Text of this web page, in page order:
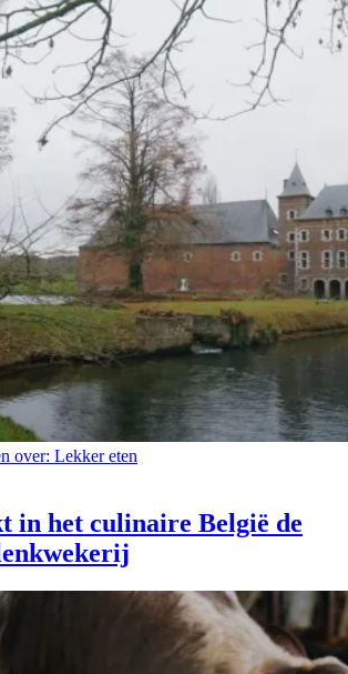
over: Lekker eten
in het culinaire België de